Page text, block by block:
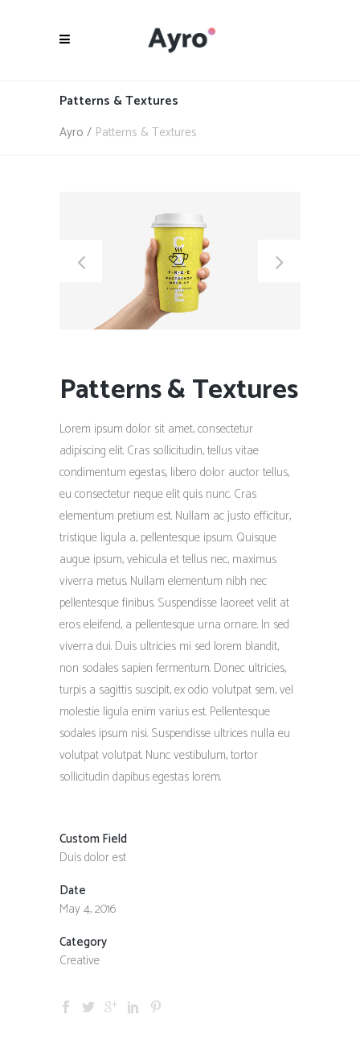
Patterns & Textures
Ayro / Patterns & Textures
Patterns & Textures
Lorem ipsum dolor sit amet, consectetur
adipiscing elit. Cras sollicitudin, tellus vitae
condimentum egestas, libero dolor auctor tellus,
eu consectetur neque elit quis nunc. Cras
elementum pretium est. Nullam ac justo efficitur,
tristique ligula a, pellentesque ipsum. Quisque
augue ipsum, vehicula et tellus nec, maximus
viverra metus. Nullam elementum nibh nec
pellentesque finibus. Suspendisse laoreet velit at
eros eleifend, a pellentesque urna ornare. In sed
viverra dui. Duis ultricies mi sed lorem blandit,
non sodales sapien fermentum. Donec ultricies,
turpis a sagittis suscipit, ex odio volutpat sem, vel
molestie ligula enim varius est. Pellentesque
sodales ipsum nisi. Suspendisse ultrices nulla eu
volutpat volutpat. Nunc vestibulum, tortor
sollicitudin dapibus egestas lorem.
Custom Field
Duis dolor est
Date
May 4, 2016
Category
Creative